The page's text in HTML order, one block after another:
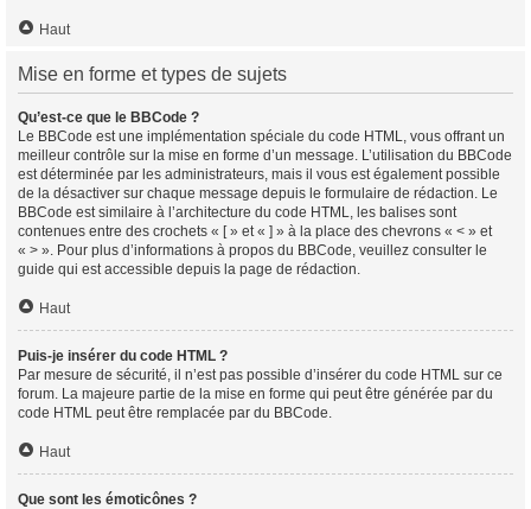
Haut
Mise en forme et types de sujets
Qu’est-ce que le BBCode ?
Le BBCode est une implémentation spéciale du code HTML, vous offrant un
meilleur contrôle sur la mise en forme d’un message. L’utilisation du BBCode
est déterminée par les administrateurs, mais il vous est également possible
de la désactiver sur chaque message depuis le formulaire de rédaction. Le
BBCode est similaire à l’architecture du code HTML, les balises sont
contenues entre des crochets « [ » et « ] » à la place des chevrons « < » et
« > ». Pour plus d’informations à propos du BBCode, veuillez consulter le
guide qui est accessible depuis la page de rédaction.
Haut
Puis-je insérer du code HTML ?
Par mesure de sécurité, il n’est pas possible d’insérer du code HTML sur ce
forum. La majeure partie de la mise en forme qui peut être générée par du
code HTML peut être remplacée par du BBCode.
Haut
Que sont les émoticônes ?